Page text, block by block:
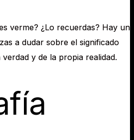
verme? ¿Lo recuerdas? Hay un
a dudar sobre el significado
y de la propia realidad.